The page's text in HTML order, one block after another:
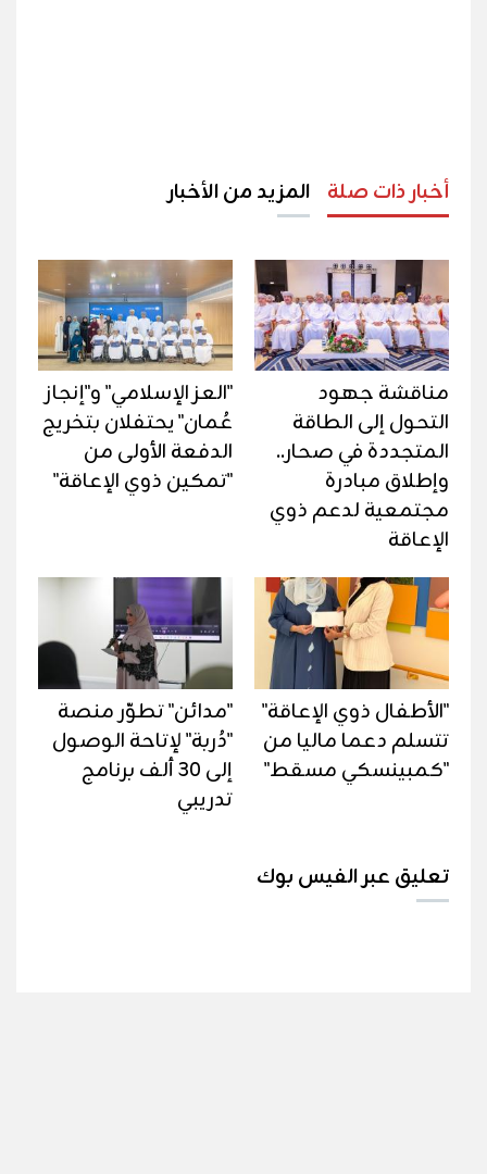
أخبار ذات صلة المزيد من الأخبار
مناقشة جهود
التحول إلى الطاقة
المتجددة في صحار..
وإطلاق مبادرة
مجتمعية لدعم ذوي
الإعاقة
"العز الإسلامي" و"إنجاز
عُمان" يحتفلان بتخريج
الدفعة الأولى من
"تمكين ذوي الإعاقة"
"الأطفال ذوي الإعاقة"
تتسلم دعما ماليا من
"كمبينسكي مسقط"
"مدائن" تطوّر منصة
"دُربة" لإتاحة الوصول
إلى 30 ألف برنامج
تدريبي
تعليق عبر الفيس بوك